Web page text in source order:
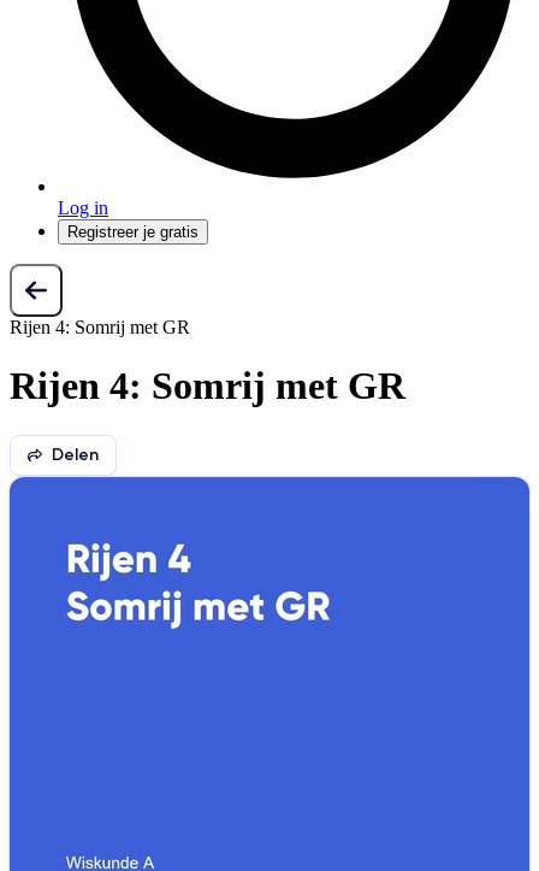
Log in
Registreer je gratis
Rijen 4: Somrij met GR
Rijen 4: Somrij met GR
Delen